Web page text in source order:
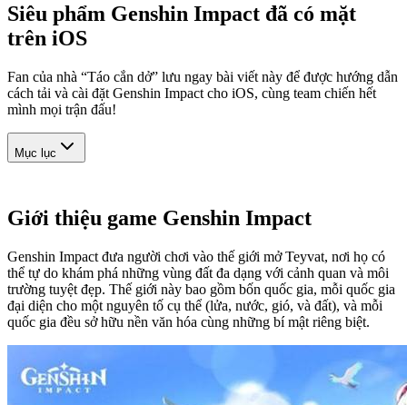
Siêu phẩm Genshin Impact đã có mặt
trên iOS
Fan của nhà “Táo cắn dở” lưu ngay bài viết này để được hướng dẫn
cách tải và cài đặt Genshin Impact cho iOS, cùng team chiến hết
mình mọi trận đấu!
Mục lục
Giới thiệu game Genshin Impact
Genshin Impact đưa người chơi vào thế giới mở Teyvat, nơi họ có
thể tự do khám phá những vùng đất đa dạng với cảnh quan và môi
trường tuyệt đẹp. Thế giới này bao gồm bốn quốc gia, mỗi quốc gia
đại diện cho một nguyên tố cụ thể (lửa, nước, gió, và đất), và mỗi
quốc gia đều sở hữu nền văn hóa cùng những bí mật riêng biệt.